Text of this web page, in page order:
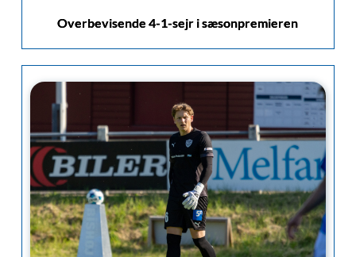
Overbevisende 4-1-sejr i sæsonpremieren